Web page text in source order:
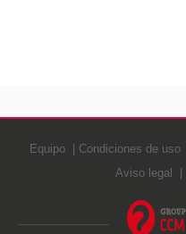
Equipo Condiciones de uso
Aviso legal